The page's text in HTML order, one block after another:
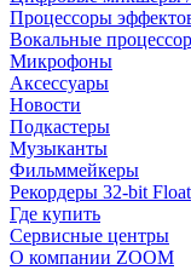
Процессоры
Вокальные
Микрофоны
Аксессуары
Новости
Подкастеры
Музыканты
Фильммейкеры
Рекордеры 32-bit Float
Где купить
Сервисные центры
О компании ZOOM